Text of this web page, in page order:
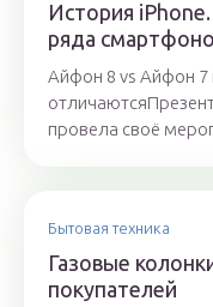
История
ряда
Айфон 8 vs Айфон 7
провела своё
Бытовая техника
Газовые
покупателей